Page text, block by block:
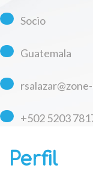
Socio
Guatemala
+502 5203
Perfil